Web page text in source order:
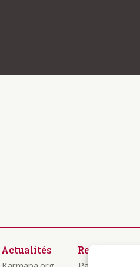
Actualités Ressources